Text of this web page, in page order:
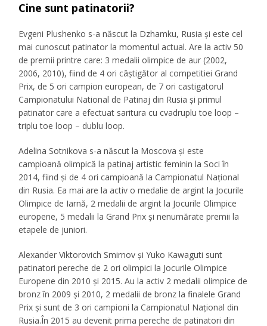
Cine sunt patinatorii?
Evgeni Plushenko s-a născut la Dzhamku, Rusia și este cel
mai cunoscut patinator la momentul actual. Are la activ 50
de premii printre care: 3 medalii olimpice de aur (2002,
2006, 2010), fiind de 4 ori câștigător al competitiei Grand
Prix, de 5 ori campion european, de 7 ori castigatorul
Campionatului National de Patinaj din Rusia și primul
patinator care a efectuat saritura cu cvadruplu toe loop –
triplu toe loop – dublu loop.
Adelina Sotnikova s-a născut la Moscova și este
campioană olimpică la patinaj artistic feminin la Soci în
2014, fiind și de 4 ori campioană la Campionatul Național
din Rusia. Ea mai are la activ o medalie de argint la Jocurile
Olimpice de Iarnă, 2 medalii de argint la Jocurile Olimpice
europene, 5 medalii la Grand Prix și nenumărate premii la
etapele de juniori.
Alexander Viktorovich Smirnov și Yuko Kawaguti sunt
patinatori pereche de 2 ori olimpici la Jocurile Olimpice
Europene din 2010 și 2015. Au la activ 2 medalii olimpice de
bronz în 2009 și 2010, 2 medalii de bronz la finalele Grand
Prix și sunt de 3 ori campioni la Campionatul Național din
Rusia.În 2015 au devenit prima pereche de patinatori din